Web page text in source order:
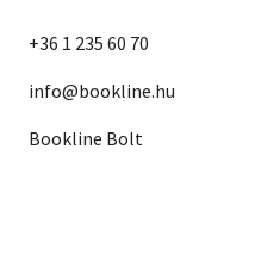
+36 1 235 60 70
info@bookline.hu
Bookline Bolt